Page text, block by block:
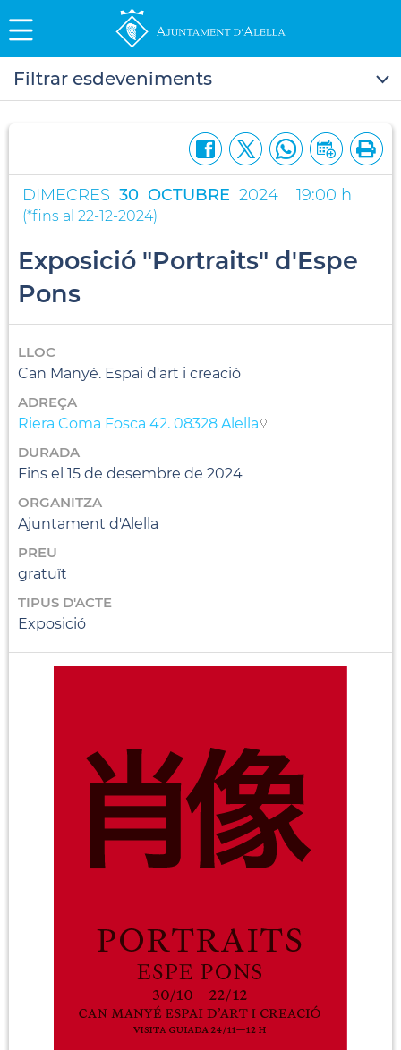
Filtrar esdeveniments
DIMECRES 30 OCTUBRE 2024 19:00 h
(*fins al 22-12-2024)
Exposició "Portraits" d'Espe
Pons
LLOC
Can Manyé. Espai d'art i creació
ADREÇA
Riera Coma Fosca 42. 08328 Alella
DURADA
Fins el 15 de desembre de 2024
ORGANITZA
Ajuntament d'Alella
PREU
gratuït
TIPUS D'ACTE
Exposició